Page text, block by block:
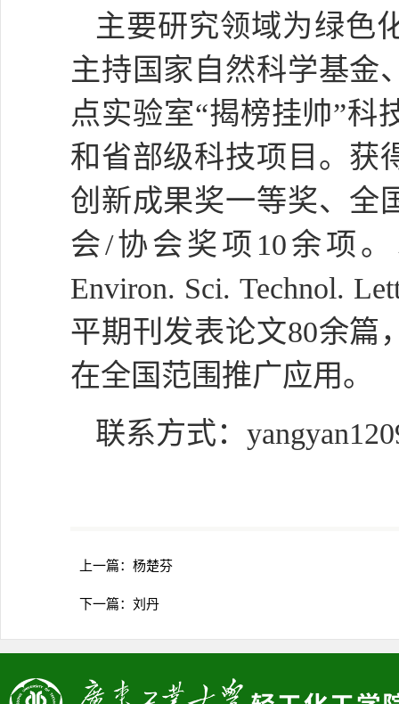
主要研究领域为绿色
主持国家自然科学基金
点实验室“揭榜挂帅”科
和省部级科技项目。获
创新成果奖一等奖、全
会/协会奖项 10余项
Environ. Sci. Technol.
平期刊发表论文80余篇
在全国范围推广应用。
联系方式：
上一篇： 杨楚芬
下一篇： 刘丹